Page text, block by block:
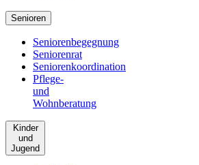
Senioren
Seniorenbegegnung
Seniorenrat
Seniorenkoordination
Pflege-
und
Wohnberatung
Kinder
und
Jugend